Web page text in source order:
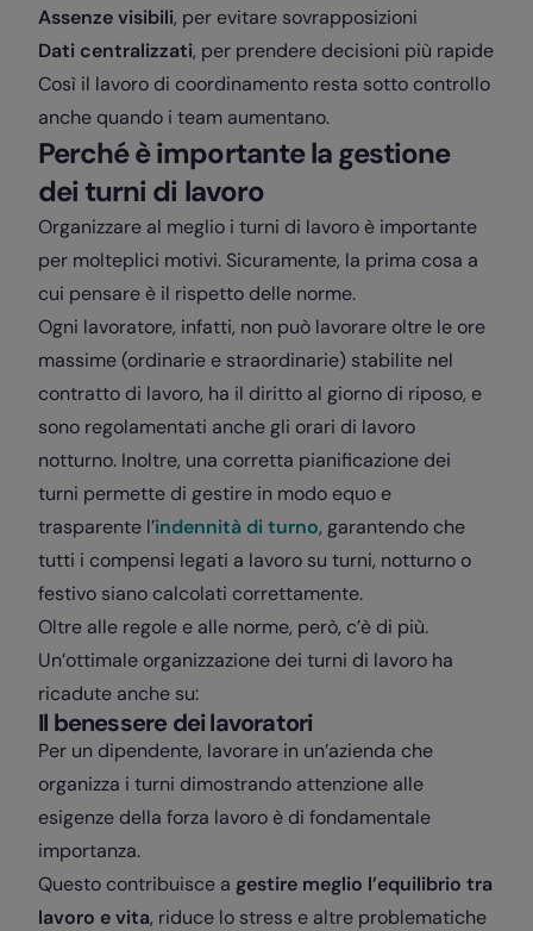
Assenze visibili, per evitare sovrapposizioni
Dati centralizzati, per prendere decisioni più rapide
Così il lavoro di coordinamento resta sotto controllo
anche quando i team aumentano.
Perché è importante la gestione
dei turni di lavoro
Organizzare al meglio i turni di lavoro è importante
per molteplici motivi. Sicuramente, la prima cosa a
cui pensare è il rispetto delle norme.
Ogni lavoratore, infatti, non può lavorare oltre le ore
massime (ordinarie e straordinarie) stabilite nel
contratto di lavoro, ha il diritto al giorno di riposo, e
sono regolamentati anche gli orari di lavoro
notturno. Inoltre, una corretta pianificazione dei
turni permette di gestire in modo equo e
trasparente l’indennità di turno, garantendo che
tutti i compensi legati a lavoro su turni, notturno o
festivo siano calcolati correttamente.
Oltre alle regole e alle norme, però, c’è di più.
Un’ottimale organizzazione dei turni di lavoro ha
ricadute anche su:
Il benessere dei lavoratori
Per un dipendente, lavorare in un’azienda che
organizza i turni dimostrando attenzione alle
esigenze della forza lavoro è di fondamentale
importanza.
Questo contribuisce a gestire meglio l’equilibrio tra
lavoro e vita, riduce lo stress e altre problematiche